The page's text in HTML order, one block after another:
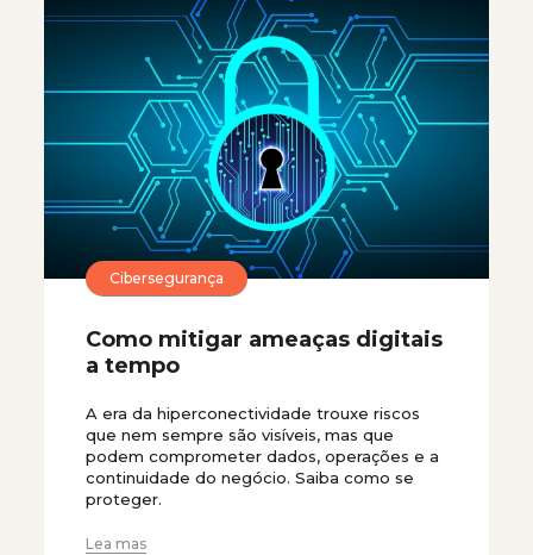
Cibersegurança
Como mitigar ameaças digitais
a tempo
A era da hiperconectividade trouxe riscos
que nem sempre são visíveis, mas que
podem comprometer dados, operações e a
continuidade do negócio. Saiba como se
proteger.
Lea mas